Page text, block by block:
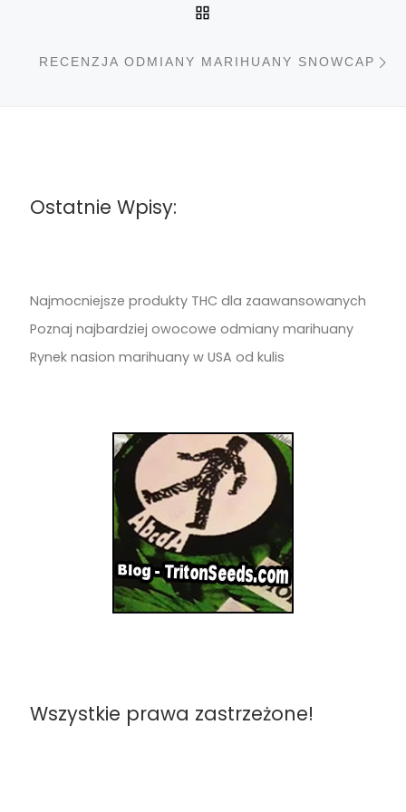
RECENZJA ODMIANY MARIHUANY SNOWCAP
Ostatnie Wpisy:
Najmocniejsze produkty THC dla zaawansowanych
Poznaj najbardziej owocowe odmiany marihuany
Rynek nasion marihuany w USA od kulis
Wszystkie prawa zastrzeżone!